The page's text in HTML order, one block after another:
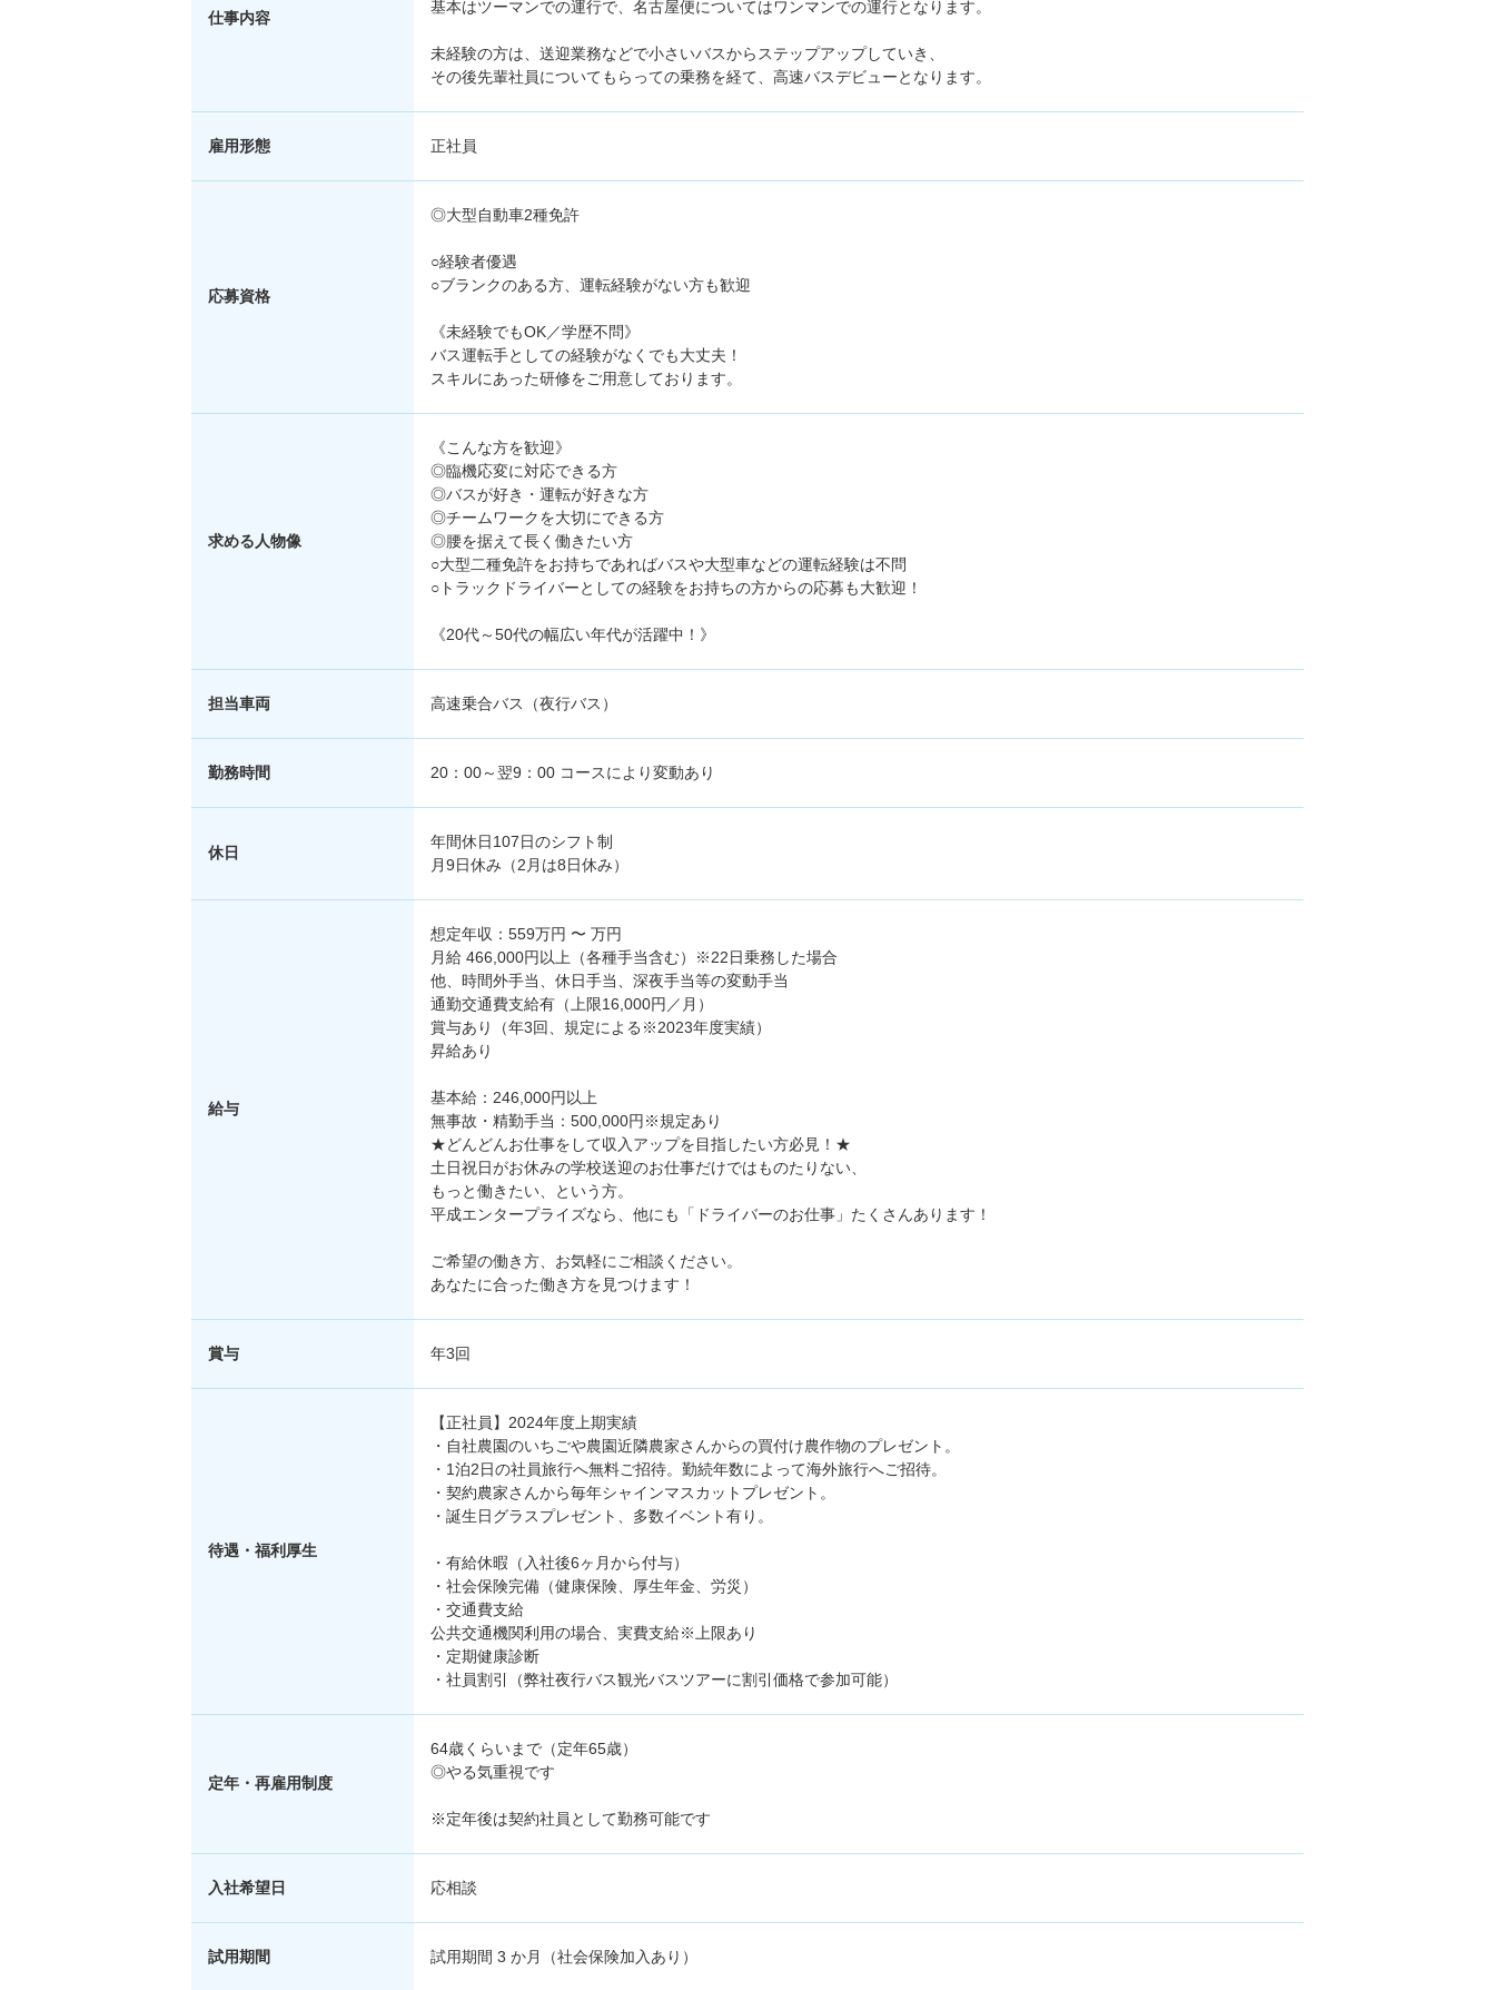
仕事内容
基本はツーマンでの運行で、名古屋便についてはワンマンでの運行となります。
未経験の方は、送迎業務などで小さいバスからステップアップしていき、
その後先輩社員についてもらっての乗務を経て、高速バスデビューとなります。
雇用形態 正社員
応募資格
◎大型自動車2種免許
○経験者優遇
○ブランクのある方、運転経験がない方も歓迎
《未経験でもOK／学歴不問》
バス運転手としての経験がなくでも大丈夫！
スキルにあった研修をご用意しております。
求める人物像
《こんな方を歓迎》
◎臨機応変に対応できる方
◎バスが好き・運転が好きな方
◎チームワークを大切にできる方
◎腰を据えて長く働きたい方
○大型二種免許をお持ちであればバスや大型車などの運転経験は不問
○トラックドライバーとしての経験をお持ちの方からの応募も大歓迎！
《20代～50代の幅広い年代が活躍中！》
担当車両 高速乗合バス（夜行バス）
勤務時間 20：00～翌9：00 コースにより変動あり
休日
年間休日107日のシフト制
月9日休み（2月は8日休み）
給与
想定年収：559万円 〜 万円
月給 466,000円以上（各種手当含む）※22日乗務した場合
他、時間外手当、休日手当、深夜手当等の変動手当
通勤交通費支給有（上限16,000円／月）
賞与あり（年3回、規定による※2023年度実績）
昇給あり
基本給：246,000円以上
無事故・精勤手当：500,000円※規定あり
★どんどんお仕事をして収入アップを目指したい方必見！★
土日祝日がお休みの学校送迎のお仕事だけではものたりない、
もっと働きたい、という方。
平成エンタープライズなら、他にも「ドライバーのお仕事」たくさんあります！
ご希望の働き方、お気軽にご相談ください。
あなたに合った働き方を見つけます！
賞与 年3回
待遇・福利厚生
【正社員】2024年度上期実績
・自社農園のいちごや農園近隣農家さんからの買付け農作物のプレゼント。
・1泊2日の社員旅行へ無料ご招待。勤続年数によって海外旅行へご招待。
・契約農家さんから毎年シャインマスカットプレゼント。
・誕生日グラスプレゼント、多数イベント有り。
・有給休暇（入社後6ヶ月から付与）
・社会保険完備（健康保険、厚生年金、労災）
・交通費支給
公共交通機関利用の場合、実費支給※上限あり
・定期健康診断
・社員割引（弊社夜行バス観光バスツアーに割引価格で参加可能）
定年・再雇用制度
64歳くらいまで（定年65歳）
◎やる気重視です
※定年後は契約社員として勤務可能です
入社希望日 応相談
試用期間 試用期間 3 か月（社会保険加入あり）